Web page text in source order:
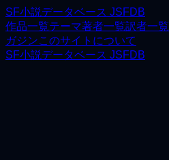
SF小説データベース JSFDB
作品一覧テーマ著者一覧訳者一覧
ガジンこのサイトについて
SF小説データベース JSFDB